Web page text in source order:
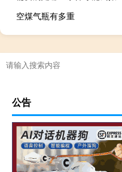
空煤气瓶有多重
公告